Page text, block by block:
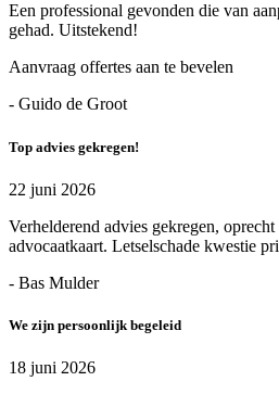
Een professional gevonden die van
gehad. Uitstekend!
Aanvraag offertes aan te bevelen
- Guido de Groot
Top advies gekregen!
22 juni 2026
Verhelderend advies gekregen,
advocaatkaart. Letselschade kwestie
- Bas Mulder
We zijn persoonlijk begeleid
18 juni 2026